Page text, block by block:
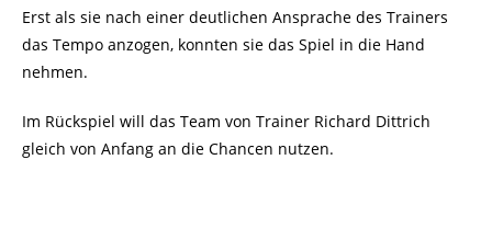
Erst als sie nach einer deutlichen Ansprache des Trainers
das Tempo anzogen, konnten sie das Spiel in die Hand
nehmen.
Im Rückspiel will das Team von Trainer Richard Dittrich
gleich von Anfang an die Chancen nutzen.